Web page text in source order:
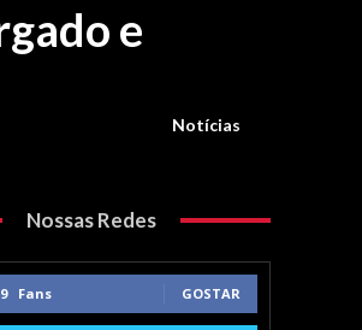
e
Notícias
Nossas Redes
Fans GOSTAR